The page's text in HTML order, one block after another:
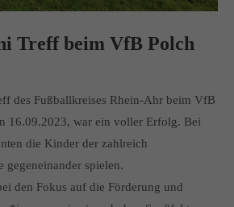
600
Treff beim VfB Polch
des Fußballkreises Rhein-Ahr beim VfB
16.09.2023, war ein voller Erfolg. Bei
die Kinder der zahlreich
gegeneinander spielen.
den Fokus auf die Förderung und